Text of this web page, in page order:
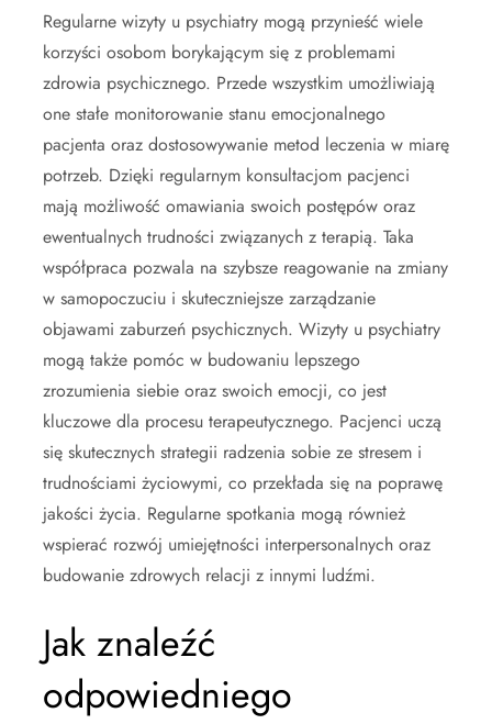
Regularne wizyty u psychiatry mogą przynieść wiele
korzyści osobom borykającym się z problemami
zdrowia psychicznego. Przede wszystkim umożliwiają
one stałe monitorowanie stanu emocjonalnego
pacjenta oraz dostosowywanie metod leczenia w miarę
potrzeb. Dzięki regularnym konsultacjom pacjenci
mają możliwość omawiania swoich postępów oraz
ewentualnych trudności związanych z terapią. Taka
współpraca pozwala na szybsze reagowanie na zmiany
w samopoczuciu i skuteczniejsze zarządzanie
objawami zaburzeń psychicznych. Wizyty u psychiatry
mogą także pomóc w budowaniu lepszego
zrozumienia siebie oraz swoich emocji, co jest
kluczowe dla procesu terapeutycznego. Pacjenci uczą
się skutecznych strategii radzenia sobie ze stresem i
trudnościami życiowymi, co przekłada się na poprawę
jakości życia. Regularne spotkania mogą również
wspierać rozwój umiejętności interpersonalnych oraz
budowanie zdrowych relacji z innymi ludźmi.
Jak znaleźć
odpowiedniego